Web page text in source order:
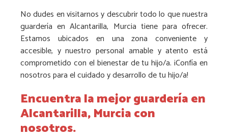
No dudes en visitarnos y descubrir todo lo que nuestra
guardería en Alcantarilla, Murcia tiene para ofrecer.
Estamos ubicados en una zona conveniente y
accesible, y nuestro personal amable y atento está
comprometido con el bienestar de tu hijo/a. ¡Confía en
nosotros para el cuidado y desarrollo de tu hijo/a!
Encuentra la mejor guardería en
Alcantarilla, Murcia con
nosotros.